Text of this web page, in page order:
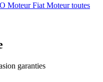
Moteur Fiat Moteur toutes
garanties